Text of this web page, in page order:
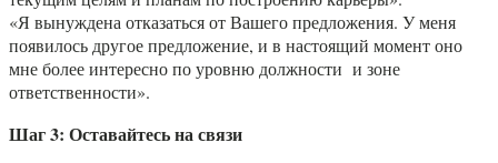
«Я вынуждена отказаться от Вашего предложения. У меня
появилось другое предложение, и в настоящий момент оно
мне более интересно по уровню должности и зоне
ответственности».
Шаг 3: Оставайтесь на связи